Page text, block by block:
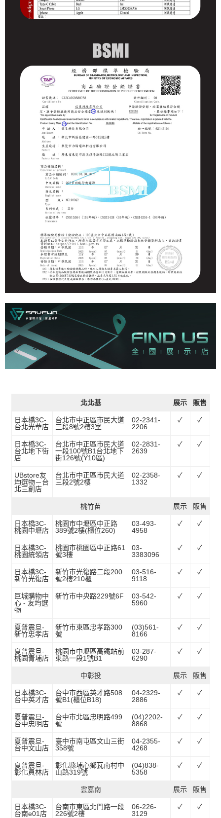
北北基 展示 販售
日本橋3C-
台北光華店
台北市中正區市民大道
三段8號2樓3室
02-2341-
2206
✓ ✓
日本橋3C-
台北地下街
店
台北市中正區市民大道
一段100號B1台北地下
街126號(Y10區)
02-2831-
2639
✓ ✓
UBstore友
均選物－台
北三創店
台北市中正區市民大道
三段2號2樓
02-2358-
1332
✓ ✓
桃竹苗 展示 販售
日本橋3C-
桃園中壢店
桃園市中壢區中正路
389號2樓(櫃位260)
03-493-
4958
✓ ✓
日本橋3C-
桃園統領店
桃園市桃園區中正路61
號3樓
03-
3383096
✓ ✓
日本橋3C-
新竹光復店
新竹市光復路二段200
號2樓210櫃
03-516-
9118
✓ ✓
巨城購物中
心 - 友均選
物
新竹市中央路229號6F
03-542-
5960
✓ ✓
夏普震旦-
新竹忠孝店
新竹市東區忠孝路300
號
(03)561-
8166
✓ ✓
夏普震旦-
桃園青埔店
桃園市中壢區高鐵站前
東路一段1號B1
03-287-
6290
✓ ✓
中彰投 展示 販售
日本橋3C-
台中英才店
台中市西區英才路508
號B1(櫃位B18)
04-2329-
2886
✓ ✓
夏普震旦-
台中忠明店
台中市北區忠明路499
號
(04)2202-
8868
✓ ✓
夏普震旦-
台中文山店
臺中市南屯區文山三街
358號
04-2355-
4268
✓ ✓
夏普震旦-
彰化員林店
彰化縣埔心鄉瓦南村中
山路319號
(04)838-
5358
✓ ✓
雲嘉南 展示 販售
日本橋3C-
台南e01店
台南市東區北門路一段
226號2樓
06-226-
3129
✓ ✓